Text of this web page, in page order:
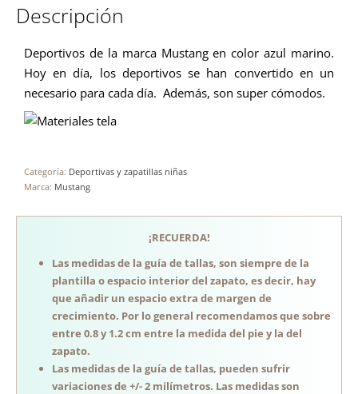
Descripción
Deportivos de la marca Mustang en color azul marino.
Hoy en día, los deportivos se han convertido en un
necesario para cada día. Además, son super cómodos.
Categoría: Deportivas y zapatillas niñas
Marca: Mustang
¡RECUERDA!
Las medidas de la guía de tallas, son siempre de la
plantilla o espacio interior del zapato, es decir, hay
que añadir un espacio extra de margen de
crecimiento. Por lo general recomendamos que sobre
entre 0.8 y 1.2 cm entre la medida del pie y la del
zapato.
Las medidas de la guía de tallas, pueden sufrir
variaciones de +/- 2 milímetros. Las medidas son